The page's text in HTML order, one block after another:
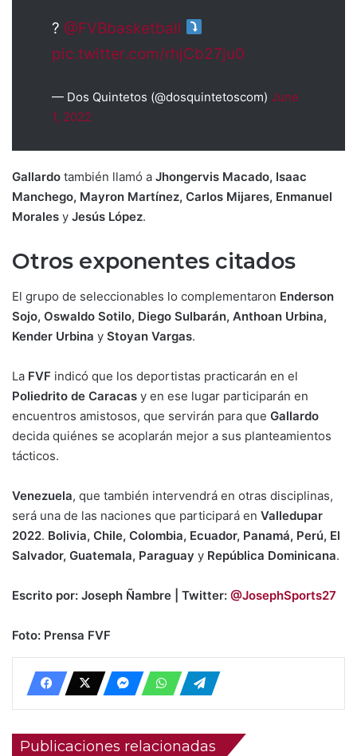
? @FVBbasketball
pic.twitter.com/rhjCb27ju0
— Dos Quintetos (@dosquintetoscom) June
1, 2022
Gallardo también llamó a Jhongervis Macado, Isaac
Manchego, Mayron Martínez, Carlos Mijares, Enmanuel
Morales y Jesús López.
Otros exponentes citados
El grupo de seleccionables lo complementaron Enderson
Sojo, Oswaldo Sotilo, Diego Sulbarán, Anthoan Urbina,
Kender Urbina y Stoyan Vargas.
La FVF indicó que los deportistas practicarán en el
Poliedrito de Caracas y en ese lugar participarán en
encuentros amistosos, que servirán para que Gallardo
decida quiénes se acoplarán mejor a sus planteamientos
tácticos.
Venezuela, que también intervendrá en otras disciplinas,
será una de las naciones que participará en Valledupar
2022. Bolivia, Chile, Colombia, Ecuador, Panamá, Perú, El
Salvador, Guatemala, Paraguay y República Dominicana.
Escrito por: Joseph Ñambre | Twitter: @JosephSports27
Foto: Prensa FVF
Publicaciones relacionadas